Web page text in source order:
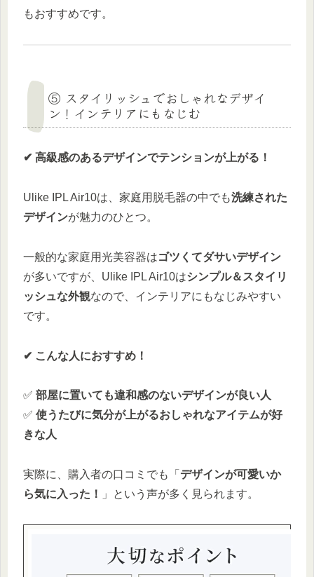
もおすすめです。
⑤ スタイリッシュでおしゃれなデザイ
ン！インテリアにもなじむ
✔ 高級感のあるデザインでテンションが上がる！
Ulike IPL Air10は、家庭用脱毛器の中でも洗練された
デザインが魅力のひとつ。
一般的な家庭用光美容器はゴツくてダサいデザイン
が多いですが、Ulike IPL Air10はシンプル＆スタイリ
ッシュな外観なので、インテリアにもなじみやすい
です。
✔ こんな人におすすめ！
✅ 部屋に置いても違和感のないデザインが良い人
✅ 使うたびに気分が上がるおしゃれなアイテムが好
きな人
実際に、購入者の口コミでも「 デザインが可愛いか
ら気に入った！
」という声が多く見られます。